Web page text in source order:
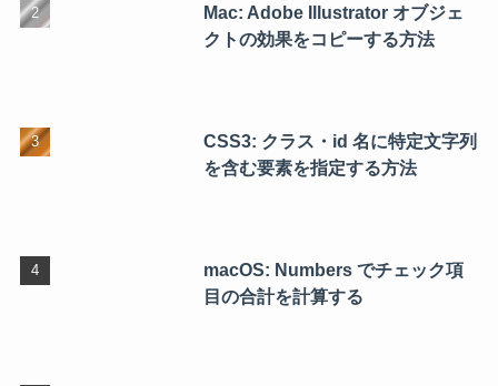
Mac: Adobe Illustrator オブジェ
クトの効果をコピーする方法
CSS3: クラス・id 名に特定文字列
を含む要素を指定する方法
macOS: Numbers でチェック項
目の合計を計算する